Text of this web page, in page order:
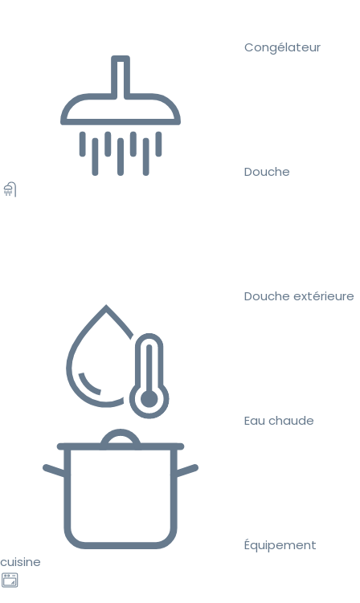
Congélateur
Douche
Douche extérieure
Eau chaude
Équipement
cuisine